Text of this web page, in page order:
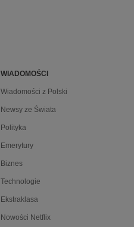
WIADOMOŚCI
Wiadomości z Polski
Newsy ze Świata
Polityka
Emerytury
Biznes
Technologie
Ekstraklasa
Nowości Netflix